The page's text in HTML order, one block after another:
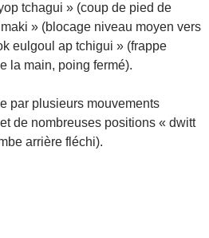
tchagui » (coup de pied de
» (blocage niveau moyen vers
eulgoul ap tchigui » (frappe
la main, poing fermé).
par plusieurs mouvements
de nombreuses positions « dwitt
arrière fléchi).